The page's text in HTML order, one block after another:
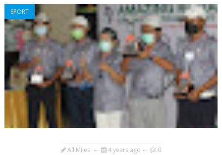
SPORT
All Miles 4 years ago 0